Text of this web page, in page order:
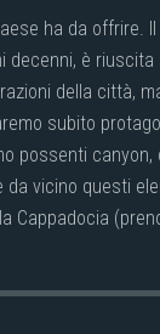
ha da offrire.
è
della città,
subito
possenti
vicino questi